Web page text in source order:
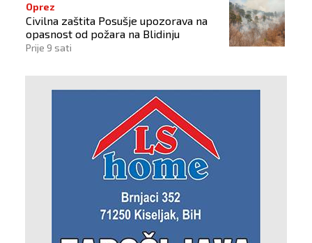
Oprez
Civilna zaštita Posušje upozorava na
opasnost od požara na Blidinju
Prije 9 sati